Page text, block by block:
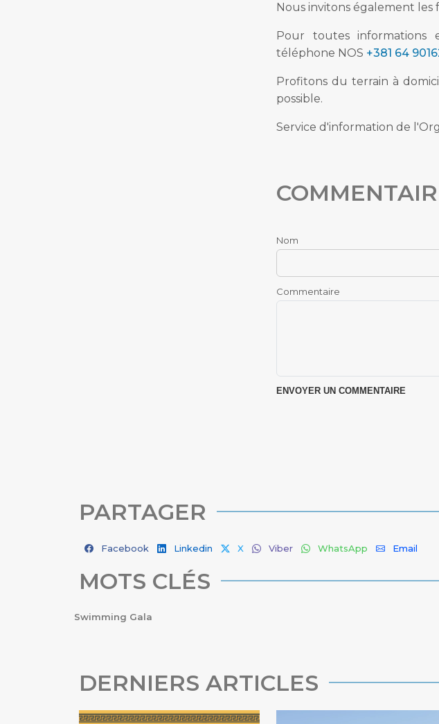
Nous invitons également les
Pour toutes informations
téléphone NOS +381 64
Profitons du terrain à
possible.
Service d'information de
Nom
Commentaire
PARTAGER
Facebook Linkedin X Viber WhatsApp Email
MOTS CLÉS
Swimming Gala
DERNIERS ARTICLES